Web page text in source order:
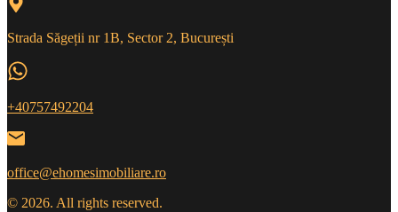
Strada Săgeții nr 1B, Sector 2, București
+40757492204
office@ehomesimobiliare.ro
© 2026. All rights reserved.